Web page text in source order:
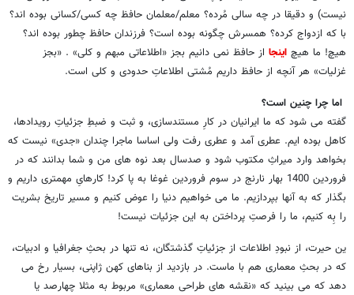
نیست) و دقیقا در چه سالی مُرده؟ معلم/معلمان حافظ چه کسی/کسانی بوده اند؟
با که ازدواج کرده؟ همسرش چگونه بوده است؟ فرزندان حافظ چطور بوده اند؟
هیچ! ما هیچ اینجا از حافظ نمی دانیم بجز «اطلاعاتی مبهم و کلی» . «بجز
غزلیات» هر آنچه از حافظ داریم مُشتی اطلاعاتِ حدودی و کلی است.
اما چرا چنین است؟
گفته می شود که ما ایرانیان در کارِ مستندسازی، و ثبت و ضبطِ جزئیاتِ رویدادها،
کاهل بوده ایم. عطری آمد و عطری رفت ولی اساسا ماجرا چندان «جدی» نیست که
بخواهد وارد میراثِ مکتوب شود و صدسال بعد نوه های من و شما بدانند که در
فروردین 1400 بهار نارنج در سوم فروردین غوغا به پا کرد! کارهایِ مهمتری داریم و
بگذار که به آنها بپردازیم. ما می خواهیم دنیا را عوض کنیم و مسیر تاریخ بشریت
را بِه کنیم، ما را فرصتِ پرداختن به این جزئیات نیست!
ین حیرت، از نبودِ اطلاعات از جزئیاتِ گذشتگان، نه تنها در بحثِ جغرافیا و ادبیات،
که در بحثِ معماری هم با ماست. در بازدید از بناهای کهن ژاپنی، بسیار رخ می
دهد که می بینید که «نقشه های طراحی معماری» مربوط به مثلا چهارصد یا